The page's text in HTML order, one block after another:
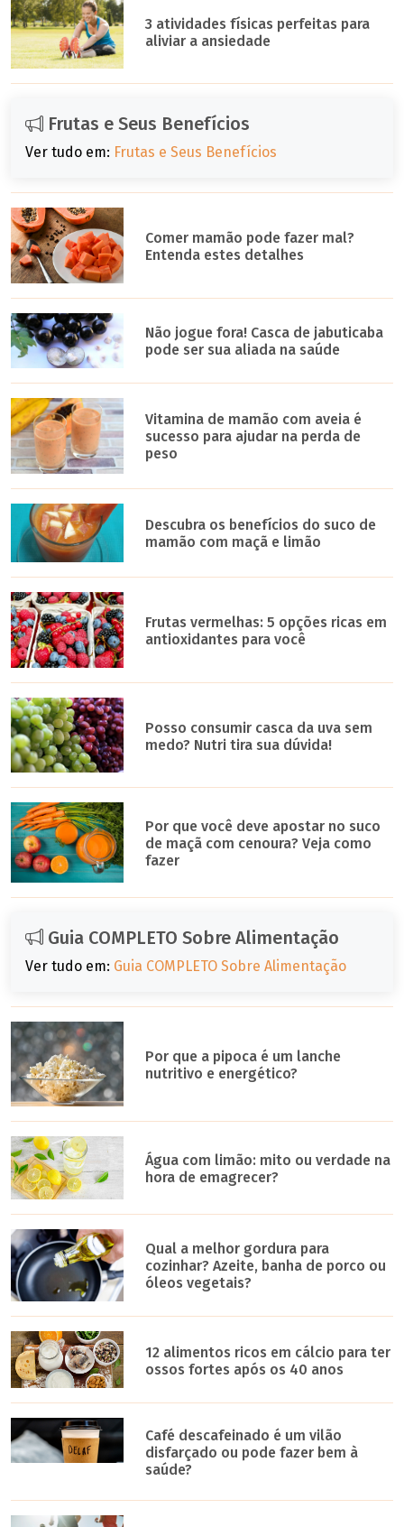
3 atividades físicas perfeitas para
aliviar a ansiedade
Frutas e Seus Benefícios
Ver tudo em: Frutas e Seus Benefícios
Comer mamão pode fazer mal?
Entenda estes detalhes
Não jogue fora! Casca de jabuticaba
pode ser sua aliada na saúde
Vitamina de mamão com aveia é
sucesso para ajudar na perda de
peso
Descubra os benefícios do suco de
mamão com maçã e limão
Frutas vermelhas: 5 opções ricas em
antioxidantes para você
Posso consumir casca da uva sem
medo? Nutri tira sua dúvida!
Por que você deve apostar no suco
de maçã com cenoura? Veja como
fazer
Guia COMPLETO Sobre Alimentação
Ver tudo em: Guia COMPLETO Sobre Alimentação
Por que a pipoca é um lanche
nutritivo e energético?
Água com limão: mito ou verdade na
hora de emagrecer?
Qual a melhor gordura para
cozinhar? Azeite, banha de porco ou
óleos vegetais?
12 alimentos ricos em cálcio para ter
ossos fortes após os 40 anos
Café descafeinado é um vilão
disfarçado ou pode fazer bem à
saúde?